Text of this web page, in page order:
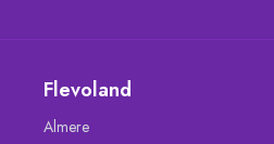
Flevoland
Almere